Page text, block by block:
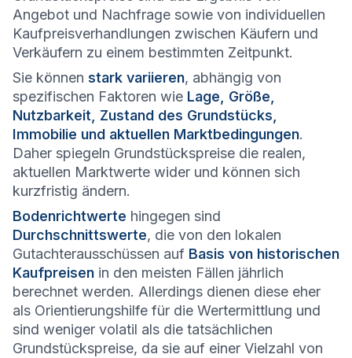
Angebot und Nachfrage sowie von individuellen
Kaufpreisverhandlungen zwischen Käufern und
Verkäufern zu einem bestimmten Zeitpunkt.
Sie können stark variieren, abhängig von
spezifischen Faktoren wie Lage, Größe,
Nutzbarkeit, Zustand des Grundstücks,
Immobilie und aktuellen Marktbedingungen.
Daher spiegeln Grundstückspreise die realen,
aktuellen Marktwerte wider und können sich
kurzfristig ändern.
Bodenrichtwerte hingegen sind
Durchschnittswerte, die von den lokalen
Gutachterausschüssen auf Basis von historischen
Kaufpreisen in den meisten Fällen jährlich
berechnet werden. Allerdings dienen diese eher
als Orientierungshilfe für die Wertermittlung und
sind weniger volatil als die tatsächlichen
Grundstückspreise, da sie auf einer Vielzahl von